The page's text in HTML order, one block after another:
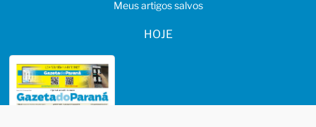
Meus artigos salvos
HOJE